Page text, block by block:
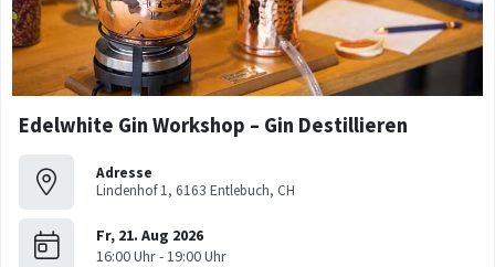
Edelwhite Gin Workshop – Gin Destillieren
Adresse
Lindenhof 1, 6163 Entlebuch, CH